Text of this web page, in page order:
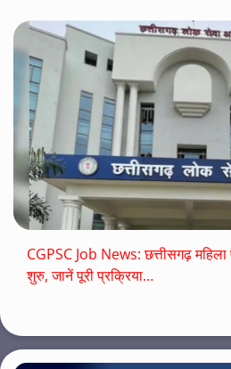
CGPSC Job News: छत्तीसगढ़ महिला
शुरु, जानें पूरी प्रक्रिया…